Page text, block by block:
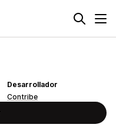
Desarrollador
Contribe